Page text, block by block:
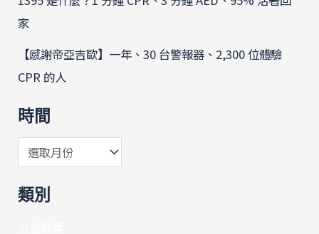
家
【感謝帝亞吉歐】一年、30 台警報器、2,300 位體驗
CPR 的人
時間
類別